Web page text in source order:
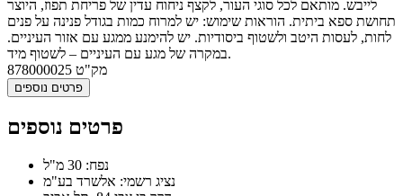
לייבש. מותאם לכל סוגי העור, לקצף ניחוח עדין של פריחת תפוז, היוצר
תחושת ספא ביתית. הוראות שימוש: יש למרוח כמות בגודל פנינה על פנים
לחות, לעסות היטב ולשטוף ביסודיות. יש להימנע ממגע עם אזור העיניים.
במקרה של מגע עם העיניים – לשטוף מיד.
מק"ט 878000025
פרטים נוספים
פרטים נוספים
נפח: 30 מ"ל
נציג רשמי: אלשרד בע"מ